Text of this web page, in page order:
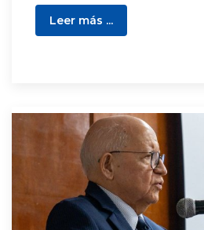
Leer más ...